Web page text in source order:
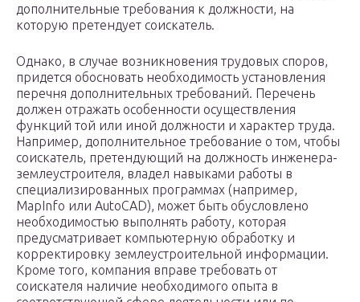
дополнительные требования к должности, на
которую претендует соискатель.
Однако, в случае возникновения трудовых споров,
придется обосновать необходимость установления
перечня дополнительных требований. Перечень
должен отражать особенности осуществления
функций той или иной должности и характер труда.
Например, дополнительное требование о том, чтобы
соискатель, претендующий на должность инженера-
землеустроителя, владел навыками работы в
специализированных программах (например,
MapInfo или AutoCAD), может быть обусловлено
необходимостью выполнять работу, которая
предусматривает компьютерную обработку и
корректировку землеустроительной информации.
Кроме того, компания вправе требовать от
соискателя наличие необходимого опыта в